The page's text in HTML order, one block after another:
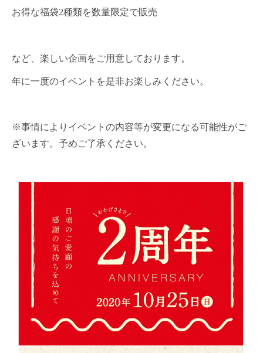
お得な福袋2種類を数量限定で販売
など、楽しい企画をご用意しております。
年に一度のイベントを是非お楽しみください。
※事情によりイベントの内容等が変更になる可能性がご
ざいます。予めご了承ください。